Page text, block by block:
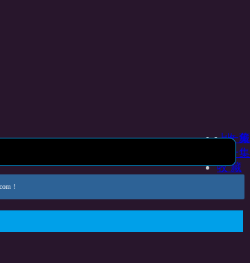
上一集
下一集
收 藏
收 藏
！